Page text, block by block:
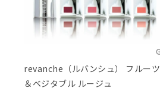
revanche（ルバンシュ） フルーツ
＆ベジタブル ルージュ